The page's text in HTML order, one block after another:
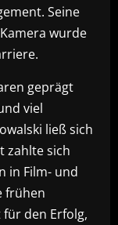
Seine
wurde
geprägt
viel
ließ sich
zahlte sich
in Film- und
frühen
den Erfolg,